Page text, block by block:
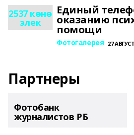
2537 көнө
элек
Единый
оказанию
помощи
Фотогалерея 27
Партнеры
Фотобанк
журналистов РБ